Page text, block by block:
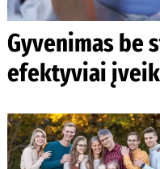
Gyvenimas be
efektyviai